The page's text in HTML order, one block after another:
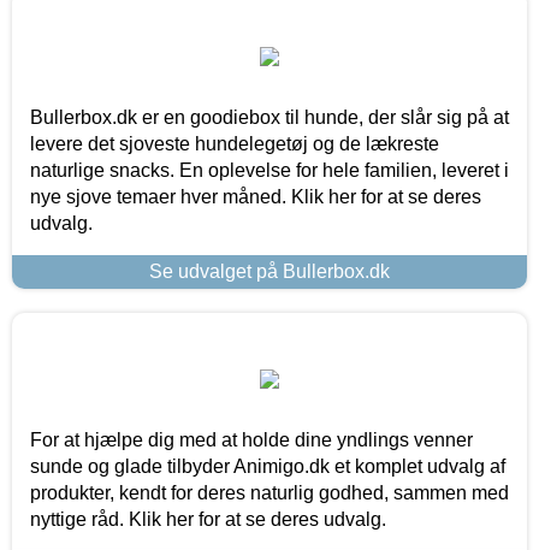
Bullerbox.dk er en goodiebox til hunde, der slår sig på at
levere det sjoveste hundelegetøj og de lækreste
naturlige snacks. En oplevelse for hele familien, leveret i
nye sjove temaer hver måned. Klik her for at se deres
udvalg.
Se udvalget på Bullerbox.dk
For at hjælpe dig med at holde dine yndlings venner
sunde og glade tilbyder Animigo.dk et komplet udvalg af
produkter, kendt for deres naturlig godhed, sammen med
nyttige råd. Klik her for at se deres udvalg.